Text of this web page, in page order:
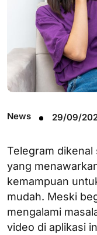
News 29/09/
Telegram dikenal
yang
kemampuan
mudah. Meski
mengalami
video di aplikasi